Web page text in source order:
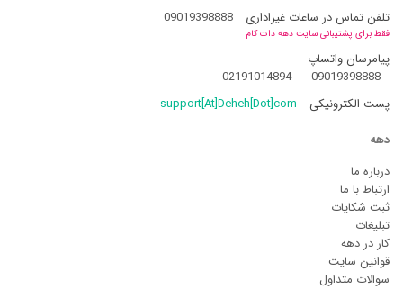
تلفن تماس در ساعات غیراداری 09019398888
فقط برای پشتیبانی سایت دهه دات کام
پیامرسان واتساپ
09019398888
-
02191014894
پست الکترونیکی
support[At]Deheh[Dot]com
دهه
درباره ما
ارتباط با ما
ثبت شکایات
تبلیغات
کار در دهه
قوانین سایت
سوالات متداول